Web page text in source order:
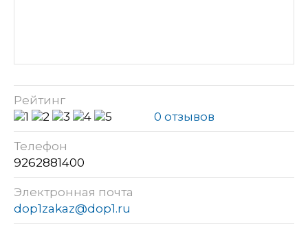
Рейтинг
0 отзывов
Телефон
9262881400
Электронная почта
dop1zakaz@dop1.ru